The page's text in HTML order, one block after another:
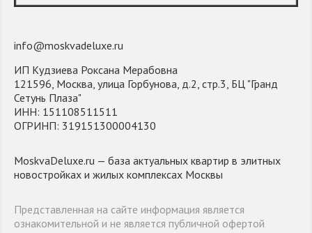
info@moskvadeluxe.ru
ИП Кудзиева Роксана Мерабовна
121596, Москва, улица Горбунова, д.2, стр.3, БЦ "Гранд
Сетунь Плаза"
ИНН: 151108511511
ОГРИНП: 319151300004130
MoskvaDeluxe.ru — база актуальных квартир в элитных
новостройках и жилых комплексах Москвы
Представленная на сайте информация является
ознакомительной и не является публичной офертой